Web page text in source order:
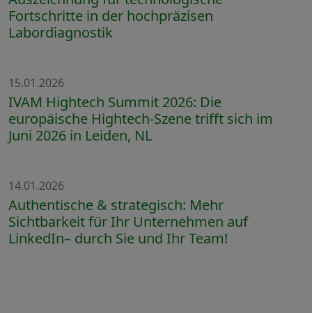
Fortschritte in der hochpräzisen
Labordiagnostik
15.01.2026
IVAM Hightech Summit 2026: Die
europäische Hightech-Szene trifft sich im
Juni 2026 in Leiden, NL
14.01.2026
Authentische & strategisch: Mehr
Sichtbarkeit für Ihr Unternehmen auf
LinkedIn– durch Sie und Ihr Team!